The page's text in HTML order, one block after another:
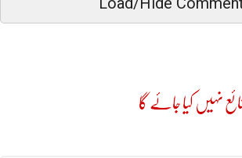
نہیں کیا جائے گا